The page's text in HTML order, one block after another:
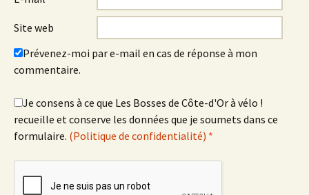
Site web
Prévenez-moi par e-mail en cas de réponse à mon
commentaire.
Je consens à ce que Les Bosses de Côte-d'Or à vélo !
recueille et conserve les données que je soumets dans ce
formulaire. (Politique de confidentialité) *